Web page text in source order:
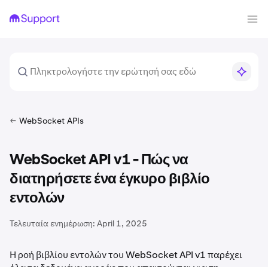
WebSocket APIs
WebSocket API v1 - Πώς να
διατηρήσετε ένα έγκυρο βιβλίο
εντολών
Τελευταία ενημέρωση: April 1, 2025
Η ροή βιβλίου εντολών του WebSocket API v1 παρέχει